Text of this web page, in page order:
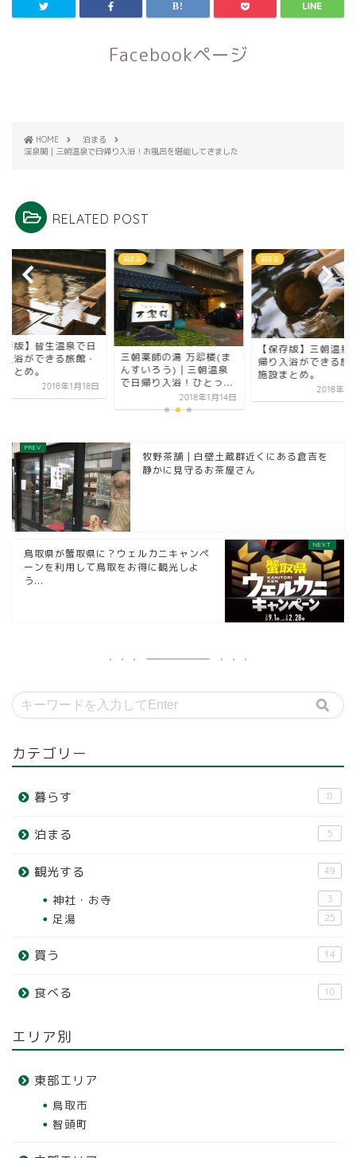
Facebookページ
HOME
泊まる
渓泉閣｜三朝温泉で日帰り入浴！お風呂を堪能してきました
RELATED POST
薬師の湯 万翆楼(ま
ろう)｜三朝温泉
帰り入浴！ひとっ...
2018年1月14日
泊まる
【保存版】三朝温泉で日
帰り入浴ができる旅館・
施設まとめ。
2018年1月16日
泊まる
【保存版】皆生温泉
帰り入浴ができる旅
施設まとめ。
2018年1
牧野茶舗｜白壁土蔵群近くにある倉吉を
静かに見守るお茶屋さん
鳥取県が蟹取県に？ウェルカニキャンペ
ーンを利用して鳥取をお得に観光しよ
う...
カテゴリー
暮らす 8
泊まる 5
観光する 49
神社・お寺 3
足湯 25
買う 14
食べる 10
エリア別
東部エリア
鳥取市
智頭町